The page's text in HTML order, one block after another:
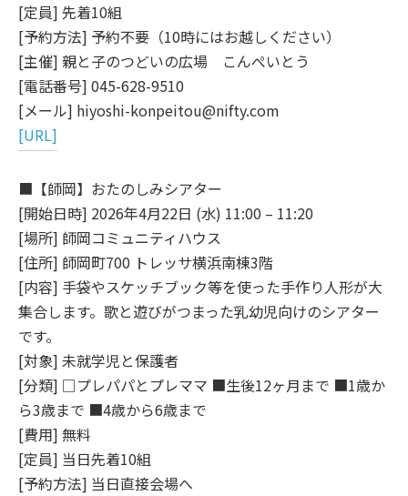
[定員] 先着10組
[予約方法] 予約不要（10時にはお越しください）
[主催] 親と子のつどいの広場 こんぺいとう
[電話番号] 045-628-9510
[メール] hiyoshi-konpeitou@nifty.com
[URL]
■【師岡】おたのしみシアター
[開始日時] 2026年4月22日 (水) 11:00 – 11:20
[場所] 師岡コミュニティハウス
[住所] 師岡町700 トレッサ横浜南棟3階
[内容] 手袋やスケッチブック等を使った手作り人形が大
集合します。歌と遊びがつまった乳幼児向けのシアター
です。
[対象] 未就学児と保護者
[分類] □プレパパとプレママ ■生後12ヶ月まで ■1歳か
ら3歳まで ■4歳から6歳まで
[費用] 無料
[定員] 当日先着10組
[予約方法] 当日直接会場へ